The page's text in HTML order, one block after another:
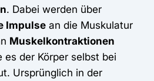
. Dabei werden über
Impulse an die Muskulatur
Muskelkontraktionen
der Körper selbst bei
Ursprünglich in der